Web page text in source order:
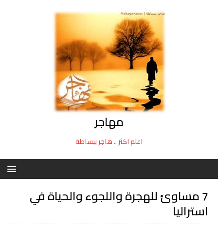
مهاجر
اعلم اكثر .. هاجر ببساطة
7 مساوئ للهجرة واللجوء والحياة في
استراليا